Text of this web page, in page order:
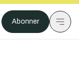
Abonner